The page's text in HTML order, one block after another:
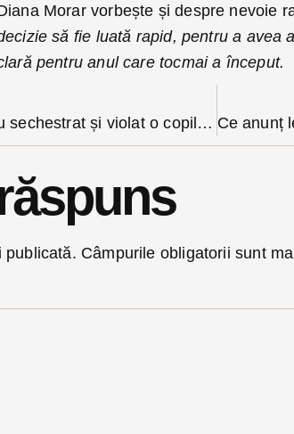
Morar vorbește și despre nevoie
să fie luată rapid, pentru a avea
pentru anul care tocmai a început.
Șocant: Doi indivizi care au sechestrat și violat o copilă de 14 ani, pe care au și drogat-o, trimiși în arest. Fata a fost păcălită să urce în mașina lor
publicată. Câmpurile obligatorii sunt